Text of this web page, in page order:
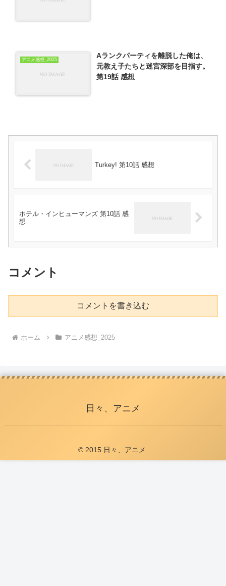
アニメ感想_2025
Aランクパーティを離脱した俺は、
元教え子たちと迷宮深部を目指す。
第19話 感想
Turkey! 第10話 感想
ホテル・インヒューマンズ 第10話 感
想
コメント
コメントを書き込む
ホーム アニメ感想_2025
日々、アニメ
© 2015 日々、アニメ.